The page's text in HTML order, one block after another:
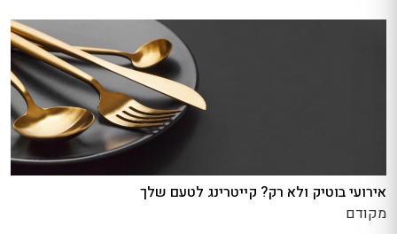
אירועי בוטיק ולא רק? קייטרינג לטעם שלך
מקודם